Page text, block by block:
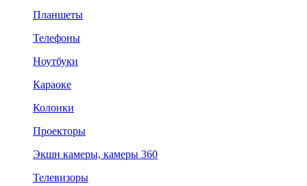
Планшеты
Телефоны
Ноутбуки
Караоке
Колонки
Проекторы
Экшн камеры, камеры 360
Телевизоры